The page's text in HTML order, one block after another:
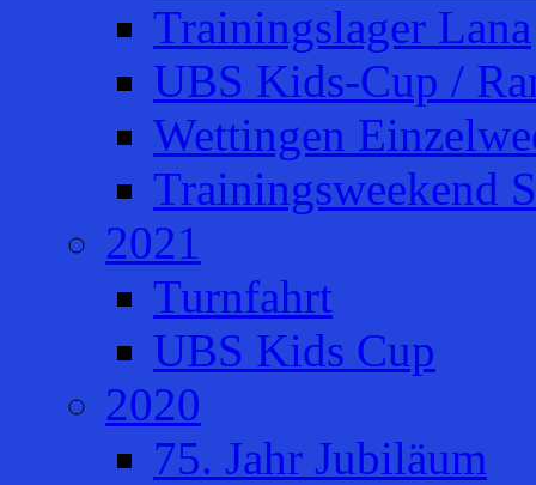
Trainingslager Lana
UBS Kids-Cup /
Wettingen
Trainingsweekend
2021
Turnfahrt
UBS Kids Cup
2020
75. Jahr Jubiläum